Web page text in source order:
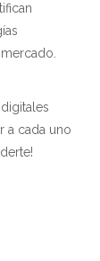
a cada uno